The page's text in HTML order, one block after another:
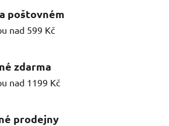
poštovném
nad 599 Kč
zdarma
nad 1199 Kč
prodejny